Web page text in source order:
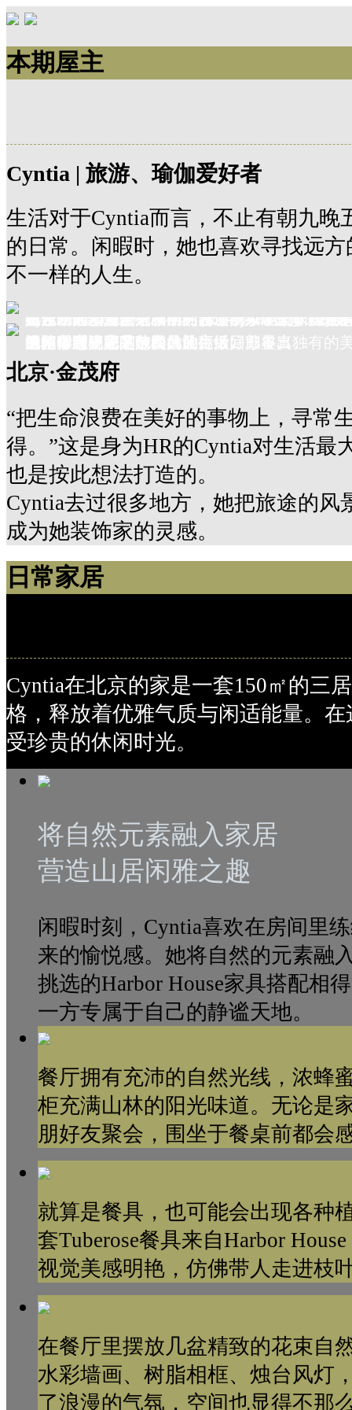
本期屋主
Cyntia | 旅游、瑜伽爱好者
生活对于Cyntia而言，不止有朝九晚
的日常。闲暇时，她也喜欢寻找远
不一样的人生。
北京·金茂府
“把生命浪费在美好的事物上，寻常
得。”这是身为HR的Cyntia对生活最
也是按此想法打造的。
Cyntia去过很多地方，她把旅途的风
成为她装饰家的灵感。
日常家居
Cyntia在北京的家是一套150㎡的三
格，释放着优雅气质与闲适能量。
受珍贵的休闲时光。
将自然元素融入家居
营造山居闲雅之趣
闲暇时刻，Cyntia喜欢在房间里
来的愉悦感。她将自然的元素融
挑选的Harbor House家具搭配相
一方专属于自己的静谧天地。
餐厅拥有充沛的自然光线，浓蜂
柜充满山林的阳光味道。无论是
朋好友聚会，围坐于餐桌前都会
就算是餐具，也可能会出现各种
套Tuberose餐具来自Harbor
视觉美感明艳，仿佛带人走进枝
在餐厅里摆放几盆精致的花束自
水彩墙画、树脂相框、烛台风灯
了浪漫的气氛，空间也显得不那
主客厅通常是一个家的门面，Cyntia选择了
视柜，深桃花芯色经典又高级，彰显出独有的
布艺三人沙发带有圆润的卷边扶手，柔和浅色
身体得到更好的放松。
蓝色系靠垫清新素雅，为客厅增添了一抹优雅
了整体空间的品味和风韵。
客厅内的精致花瓶和自然系墙画，带来一些赏
缀，舒缓了家的节奏，让生活回归本真。
Cyntia最喜欢这片休闲区，她可以靠在意大利
旅游杂志，为下一次的旅行做好准备。
阳光从落地窗照入，洒在沙发的纹理上，客厅
的闲暇时光正是她向往的生活。